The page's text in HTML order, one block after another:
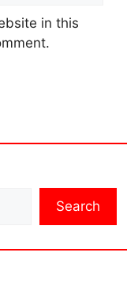
in this
Search